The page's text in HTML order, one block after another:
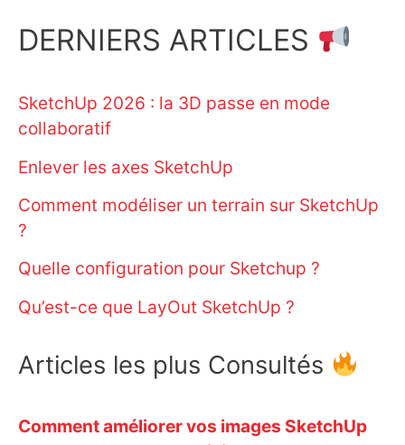
DERNIERS ARTICLES
SketchUp 2026 : la 3D passe en mode
collaboratif
Enlever les axes SketchUp
Comment modéliser un terrain sur SketchUp
?
Quelle configuration pour Sketchup ?
Qu’est-ce que LayOut SketchUp ?
Articles les plus Consultés
Comment améliorer vos images SketchUp